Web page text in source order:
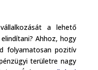
a lehető
Ahhoz, hogy
folyamatosan pozitív
területre nagy